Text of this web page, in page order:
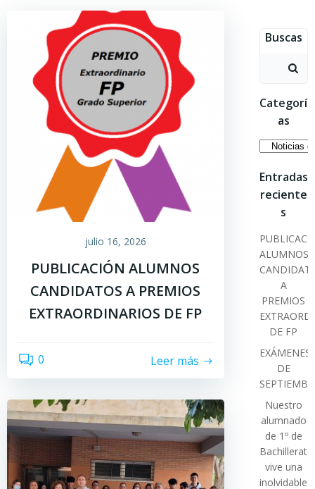
al
contenido
julio 16, 2026
PUBLICACIÓN ALUMNOS
CANDIDATOS A PREMIOS
EXTRAORDINARIOS DE FP
0 Leer más
Buscas
Buscar:
Categorí
as
Entradas
reciente
s
ALUMNOS
A
PREMIOS
DE FP
EXÁMENES
DE
Nuestro
alumnado
de 1º de
Bachillerato
vive una
inolvidable